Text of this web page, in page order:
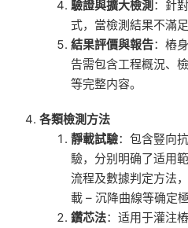
驗證與擴大檢測 ：針
式，當檢測結果不滿
結果評價與報告：樁
告需包含工程概況、
等完整内容。
各類檢測方法
靜載試驗：包含豎向
驗，分别明确了适用
流程及數據判定方法
載 – 沉降曲線等确定
鑽芯法：适用于灌注